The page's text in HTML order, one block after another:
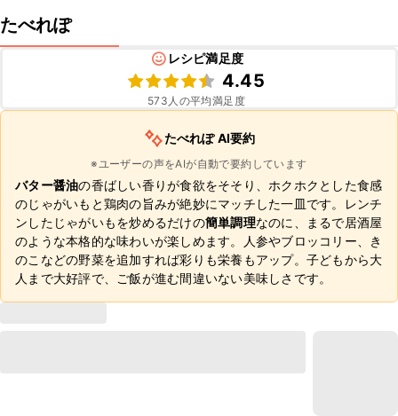
たべれぽ
レシピ満足度
4.45
573 人の平均満足度
たべれぽ AI要約
※ユーザーの声をAIが自動で要約しています
バター醤油の香ばしい香りが食欲をそそり、ホクホクとした食感
のじゃがいもと鶏肉の旨みが絶妙にマッチした一皿です。レンチ
ンしたじゃがいもを炒めるだけの簡単調理なのに、まるで居酒屋
のような本格的な味わいが楽しめます。人参やブロッコリー、き
のこなどの野菜を追加すれば彩りも栄養もアップ。子どもから大
人まで大好評で、ご飯が進む間違いない美味しさです。